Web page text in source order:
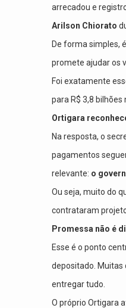
arrecadou e
Arilson Chiorato
De forma simples,
promete ajudar os
Foi exatamente
para R$ 3,8
Ortigara
Na resposta, o
pagamentos
relevante: o
Ou seja, muito do
contrataram
Promessa não é
Esse é o ponto
depositado. Muitas
entregar tudo.
O próprio Ortigara